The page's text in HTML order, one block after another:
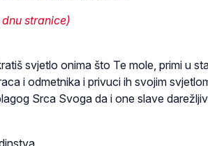
stranice)
svjetlo onima što Te mole, primi u
i odmetnika i privuci ih svojim
Srca Svoga da i one slave